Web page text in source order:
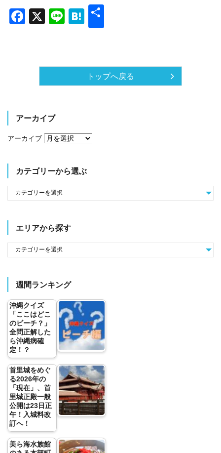
Facebook
X LineHatena
トップへ戻る
アーカイブ
アーカイブ
カテゴリーから選ぶ
エリアから探す
週間ランキング
沖縄クイズ
「ここはどこ
のビーチ？」
全問正解した
ら沖縄病確
定！？
首里城をめぐ
る2026年の
「現在」、首
里城正殿一般
公開は23日正
午！入城料改
訂へ！
美ら海水族館